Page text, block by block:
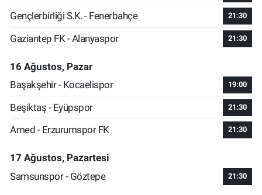
Gençlerbirliği S.K. - Fenerbahçe 21:30
Gaziantep FK - Alanyaspor 21:30
16 Ağustos, Pazar
Başakşehir - Kocaelispor
19:00
Beşiktaş - Eyüpspor 21:30
Amed - Erzurumspor FK 21:30
17 Ağustos, Pazartesi
Samsunspor - Göztepe
21:30